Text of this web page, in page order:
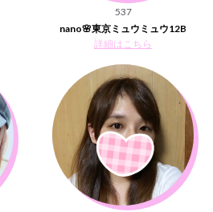
537
nano🌸東京ミュウミュウ12B
詳細はこちら